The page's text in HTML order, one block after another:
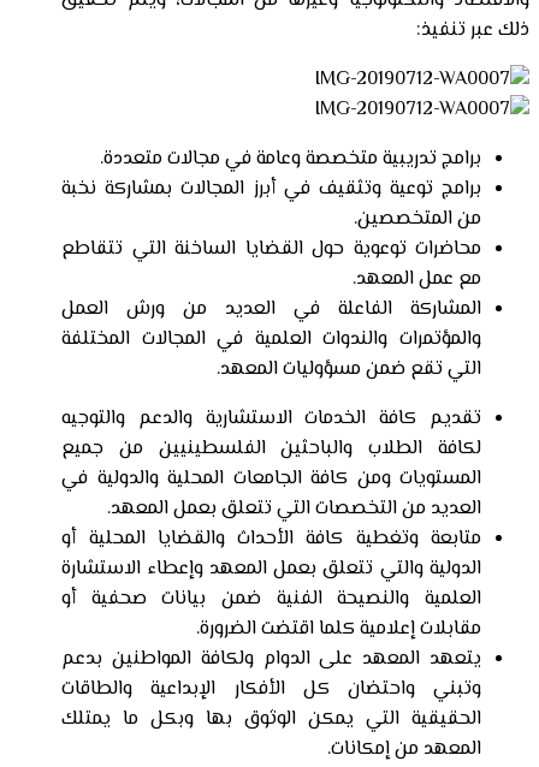
ذلك عبر تنفيذ:
برامج تدريبية متخصصة وعامة في مجالات متعددة.
برامج توعية وتثقيف في أبرز المجالات بمشاركة نخبة
من المتخصصين.
محاضرات توعوية حول القضايا الساخنة التي تتقاطع
مع عمل المعهد.
المشاركة الفاعلة في العديد من ورش العمل
والمؤتمرات والندوات العلمية في المجالات المختلفة
التي تقع ضمن مسؤوليات المعهد.
تقديم كافة الخدمات الاستشارية والدعم والتوجيه
لكافة الطلاب والباحثين الفلسطينيين من جميع
المستويات ومن كافة الجامعات المحلية والدولية في
العديد من التخصصات التي تتعلق بعمل المعهد.
متابعة وتغطية كافة الأحداث والقضايا المحلية أو
الدولية والتي تتعلق بعمل المعهد وإعطاء الاستشارة
العلمية والنصيحة الفنية ضمن بيانات صحفية أو
مقابلات إعلامية كلما اقتضت الضرورة.
يتعهد المعهد على الدوام ولكافة المواطنين بدعم
وتبني واحتضان كل الأفكار الإبداعية والطاقات
الحقيقية التي يمكن الوثوق بها وبكل ما يمتلك
المعهد من إمكانات.